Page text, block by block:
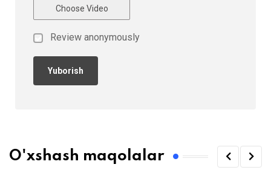
Choose Video
Review anonymously
O'xshash maqolalar